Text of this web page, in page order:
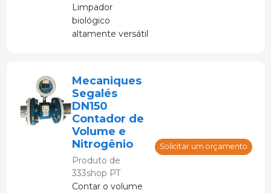
Limpador
biológico
altamente versátil
matéria orgânica
pela ação de
enzimas e
bactérias.
Mecaniques
Segalés
DN150
Contador de
Volume e
Nitrogênio
Produto de
333shop PT
Contar o volume
Solicitar um orçamento